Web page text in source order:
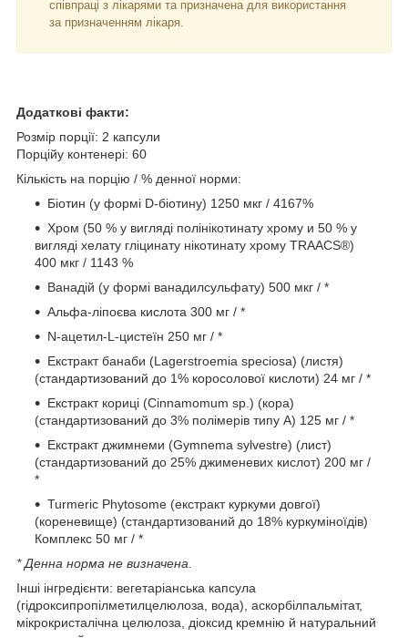
співпраці з лікарями та призначена для використання
за призначенням лікаря.
Додаткові факти:
Розмір порції: 2 капсули
Порційу контенері: 60
Кількість на порцію / % денної норми:
Біотин (у формі D-біотину) 1250 мкг / 4167%
Хром (50 % у вигляді полінікотинату хрому и 50 % у
вигляді хелату гліцинату нікотинату хрому TRAACS®)
400 мкг / 1143 %
Ванадій (у формі ванадилсульфату) 500 мкг / *
Альфа-ліпоєва кислота 300 мг / *
N-ацетил-L-цистеїн 250 мг / *
Екстракт банаби (Lagerstroemia speciosa) (листя)
(стандартизований до 1% коросолової кислоти) 24 мг / *
Екстракт кориці (Cinnamomum sp.) (кора)
(стандартизований до 3% полімерів типу А) 125 мг / *
Екстракт джимнеми (Gymnema sylvestre) (лист)
(стандартизований до 25% джименевих кислот) 200 мг /
*
Turmeric Phytosome (екстракт куркуми довгої)
(кореневище) (стандартизований до 18% куркуміноїдів)
Комплекс 50 мг / *
* Денна норма не визначена.
Інші інгредієнти: вегетаріанська капсула
(гідроксипропілметилцелюлоза, вода), аскорбілпальмітат,
мікрокристалічна целюлоза, діоксид кремнію й натуральний